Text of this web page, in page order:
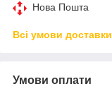
Нова Пошта
Всі умови доставки
Умови оплати